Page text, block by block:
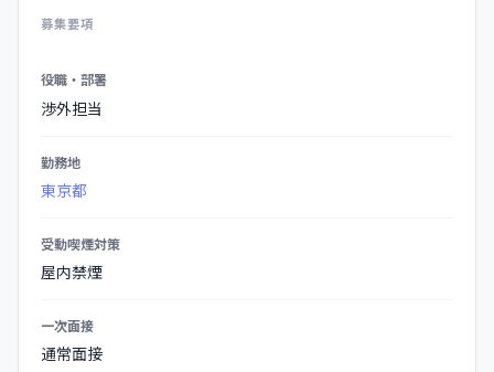
募集要項
要
詳
細
役職・部署
渉外担当
勤務地
東京都
受動喫煙対策
屋内禁煙
一次面接
通常面接